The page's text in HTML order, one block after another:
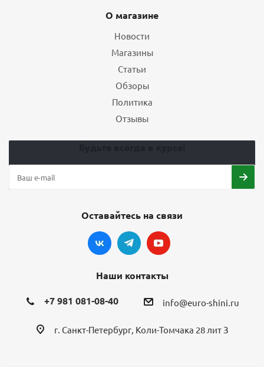
О магазине
Новости
Магазины
Статьи
Обзоры
Политика
Отзывы
Оставайтесь на связи
Наши контакты
+7 981 081-08-40 info@euro-shini.ru
г. Санкт-Петербург, Коли-Томчака 28 лит З